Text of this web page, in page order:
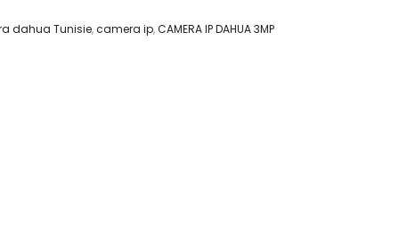
dahua Tunisie,camera ip,CAMERA IP DAHUA 3MP